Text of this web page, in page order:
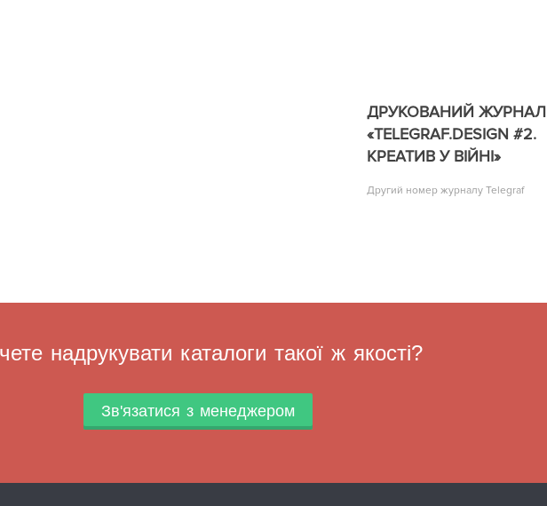
ДРУКОВАНИЙ ЖУРНАЛ
«TELEGRAF.DESIGN #2.
КРЕАТИВ У ВІЙНІ»
Другий номер журналу Telegraf
надрукувати каталоги такої ж якості?
Зв'язатися з менеджером